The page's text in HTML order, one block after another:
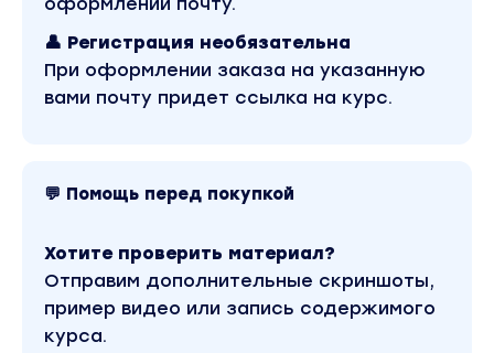
Наглядную демонстрацию преимуществ и
технических особенностей биткоина.
Руководство по анонимизации “грязных”
биткоинов.
Урок 1 - Предисловие
Урок 3 - Денежные свойства биткоина
Урок 4 - Денежное производство и внешение
факторы
Урок 5 - Основная концепция биткоина
👤 Регистрация необязательна
При оформлении заказа на указанную
вами почту придет ссылка на курс.
💬 Помощь перед покупкой
Хотите проверить материал?
Отправим дополнительные скриншоты,
пример видео или запись содержимого
курса.